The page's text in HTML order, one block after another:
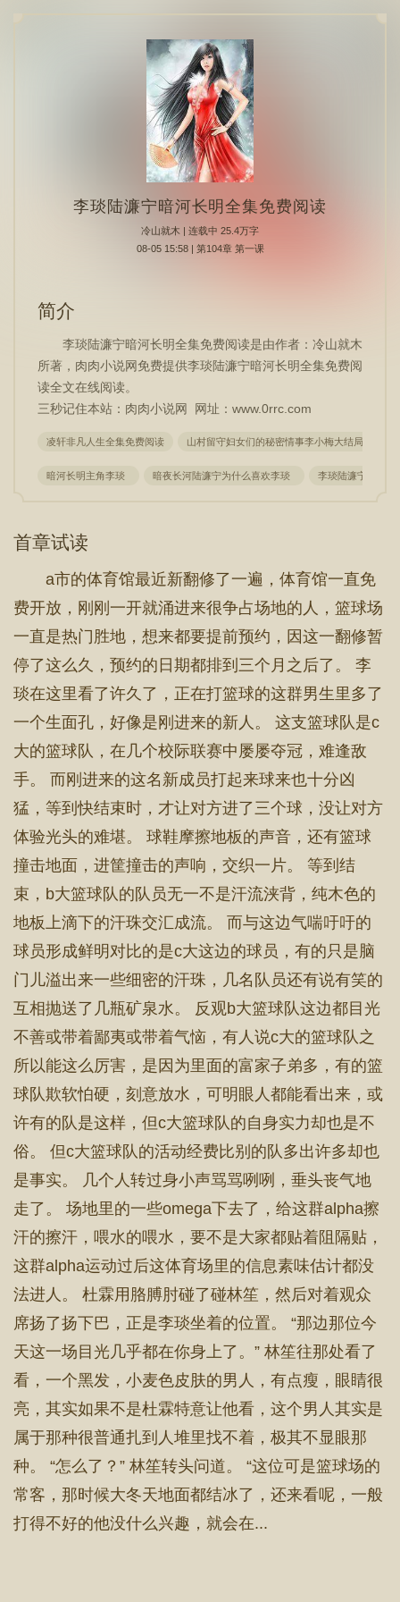
李琰陆濂宁暗河长明全集免费阅读
冷山就木 | 连载中 25.4万字
08-05 15:58 | 第104章 第一课
简介
李琰陆濂宁暗河长明全集免费阅读是由作者：冷山就木
所著，肉肉小说网免费提供李琰陆濂宁暗河长明全集免费阅
读全文在线阅读。
三秒记住本站：肉肉小说网 网址：www.0rrc.com
凌轩非凡人生全集免费阅读 山村留守妇女们的秘密情事李小梅大结局+番外
暗河长明主角李琰 暗夜长河陆濂宁为什么喜欢李琰 李琰陆濂宁是He
首章试读
a市的体育馆最近新翻修了一遍，体育馆一直免
费开放，刚刚一开就涌进来很争占场地的人，篮球场
一直是热门胜地，想来都要提前预约，因这一翻修暂
停了这么久，预约的日期都排到三个月之后了。 李
琰在这里看了许久了，正在打篮球的这群男生里多了
一个生面孔，好像是刚进来的新人。 这支篮球队是c
大的篮球队，在几个校际联赛中屡屡夺冠，难逢敌
手。 而刚进来的这名新成员打起来球来也十分凶
猛，等到快结束时，才让对方进了三个球，没让对方
体验光头的难堪。 球鞋摩擦地板的声音，还有篮球
撞击地面，进筐撞击的声响，交织一片。 等到结
束，b大篮球队的队员无一不是汗流浃背，纯木色的
地板上滴下的汗珠交汇成流。 而与这边气喘吁吁的
球员形成鲜明对比的是c大这边的球员，有的只是脑
门儿溢出来一些细密的汗珠，几名队员还有说有笑的
互相抛送了几瓶矿泉水。 反观b大篮球队这边都目光
不善或带着鄙夷或带着气恼，有人说c大的篮球队之
所以能这么厉害，是因为里面的富家子弟多，有的篮
球队欺软怕硬，刻意放水，可明眼人都能看出来，或
许有的队是这样，但c大篮球队的自身实力却也是不
俗。 但c大篮球队的活动经费比别的队多出许多却也
是事实。 几个人转过身小声骂骂咧咧，垂头丧气地
走了。 场地里的一些omega下去了，给这群alpha擦
汗的擦汗，喂水的喂水，要不是大家都贴着阻隔贴，
这群alpha运动过后这体育场里的信息素味估计都没
法进人。 杜霖用胳膊肘碰了碰林笙，然后对着观众
席扬了扬下巴，正是李琰坐着的位置。 “那边那位今
天这一场目光几乎都在你身上了。” 林笙往那处看了
看，一个黑发，小麦色皮肤的男人，有点瘦，眼睛很
亮，其实如果不是杜霖特意让他看，这个男人其实是
属于那种很普通扎到人堆里找不着，极其不显眼那
种。 “怎么了？” 林笙转头问道。 “这位可是篮球场的
常客，那时候大冬天地面都结冰了，还来看呢，一般
打得不好的他没什么兴趣，就会在...